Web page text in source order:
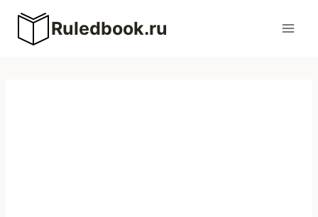
Перейти
содержимому
Ruledbook.ru